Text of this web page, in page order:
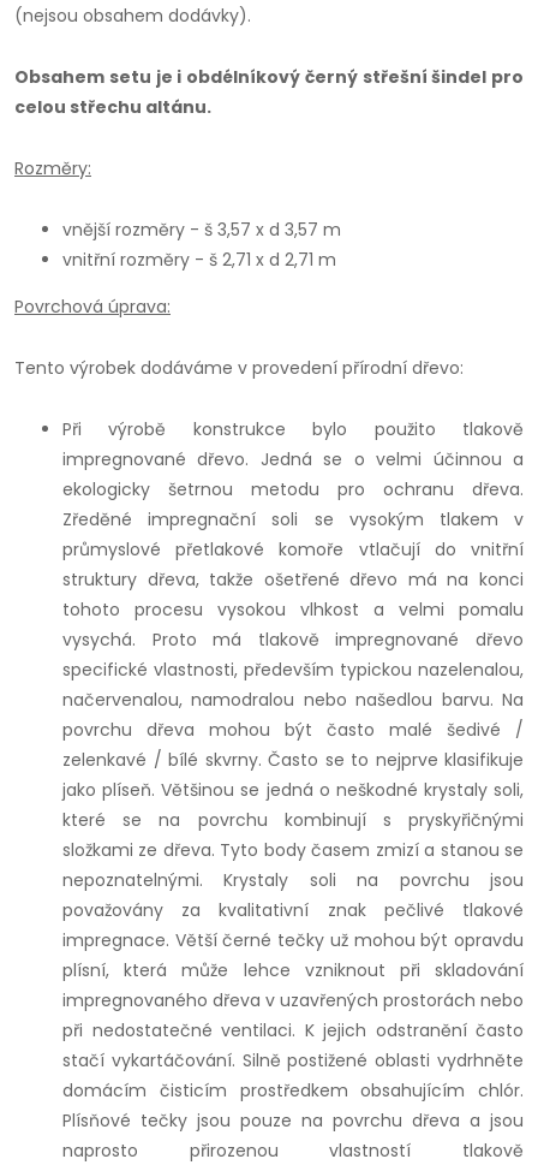
(nejsou obsahem dodávky).
Obsahem setu je i obdélníkový černý střešní šindel pro
celou střechu altánu.
Rozměry:
vnější rozměry - š 3,57 x d 3,57 m
vnitřní rozměry - š 2,71 x d 2,71 m
Povrchová úprava:
Tento výrobek dodáváme v provedení přírodní dřevo:
Při výrobě konstrukce bylo použito tlakově
impregnované dřevo. Jedná se o velmi účinnou a
ekologicky šetrnou metodu pro ochranu dřeva.
Zředěné impregnační soli se vysokým tlakem v
průmyslové přetlakové komoře vtlačují do vnitřní
struktury dřeva, takže ošetřené dřevo má na konci
tohoto procesu vysokou vlhkost a velmi pomalu
vysychá. Proto má tlakově impregnované dřevo
specifické vlastnosti, především typickou nazelenalou,
načervenalou, namodralou nebo našedlou barvu. Na
povrchu dřeva mohou být často malé šedivé /
zelenkavé / bílé skvrny. Často se to nejprve klasifikuje
jako plíseň. Většinou se jedná o neškodné krystaly soli,
které se na povrchu kombinují s pryskyřičnými
složkami ze dřeva. Tyto body časem zmizí a stanou se
nepoznatelnými. Krystaly soli na povrchu jsou
považovány za kvalitativní znak pečlivé tlakové
impregnace. Větší černé tečky už mohou být opravdu
plísní, která může lehce vzniknout při skladování
impregnovaného dřeva v uzavřených prostorách nebo
při nedostatečné ventilaci. K jejich odstranění často
stačí vykartáčování. Silně postižené oblasti vydrhněte
domácím čisticím prostředkem obsahujícím chlór.
Plísňové tečky jsou pouze na povrchu dřeva a jsou
naprosto přirozenou vlastností tlakově